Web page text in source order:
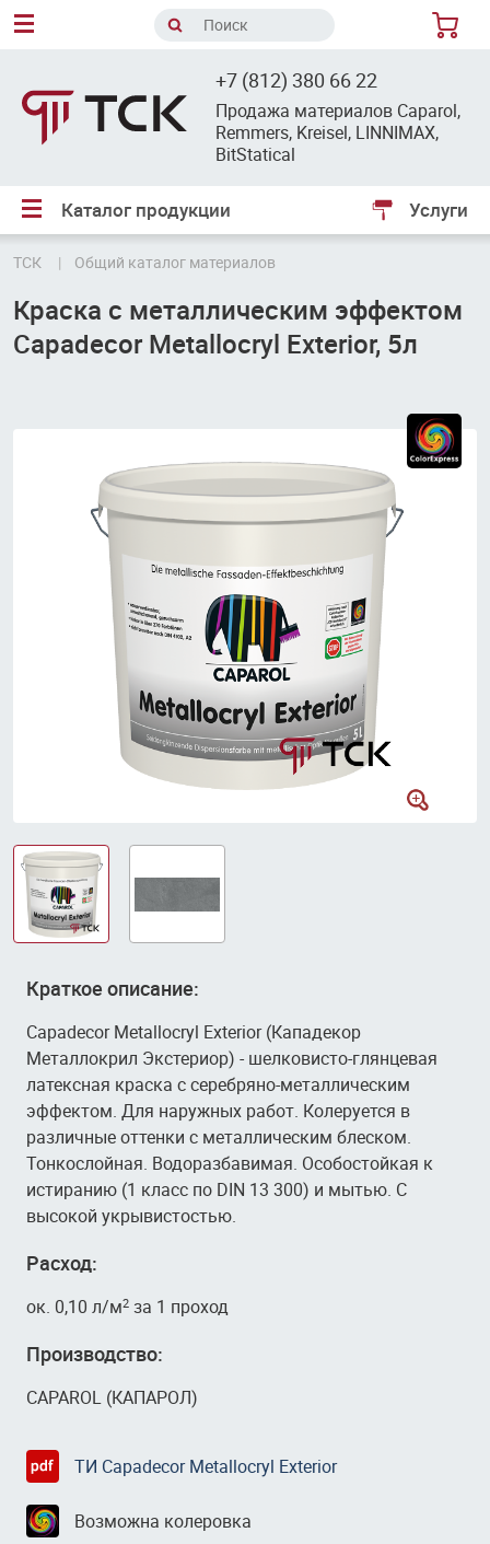
+7 (812) 380 66 22
Продажа материалов Caparol,
Remmers, Kreisel, LINNIMAX,
BitStatical
Каталог продукции Услуги
ТСК Общий каталог материалов
Краска с металлическим эффектом
Capadecor Metallocryl Exterior, 5л
Краткое описание:
Capadecor Metallocryl Exterior (Кападекор
Металлокрил Экстериор) - шелковисто-глянцевая
латексная краска с серебряно-металлическим
эффектом. Для наружных работ. Колеруется в
различные оттенки с металлическим блеском.
Тонкослойная. Водоразбавимая. Особостойкая к
истиранию (1 класс по DIN 13 300) и мытью. С
высокой укрывистостью.
Расход:
ок. 0,10 л/м2 за 1 проход
Производство:
CAPAROL (КАПАРОЛ)
ТИ Capadecor Metallocryl Exterior
Возможна колеровка